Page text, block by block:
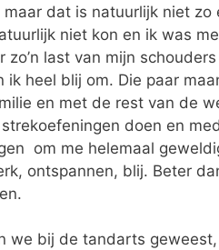
dat is natuurlijk niet
niet kon en ik was
zo’n last van mijn
ik heel blij om. Die paar
en met de rest van de
doen en
om me helemaal
ontspannen, blij. Beter
we bij de tandarts